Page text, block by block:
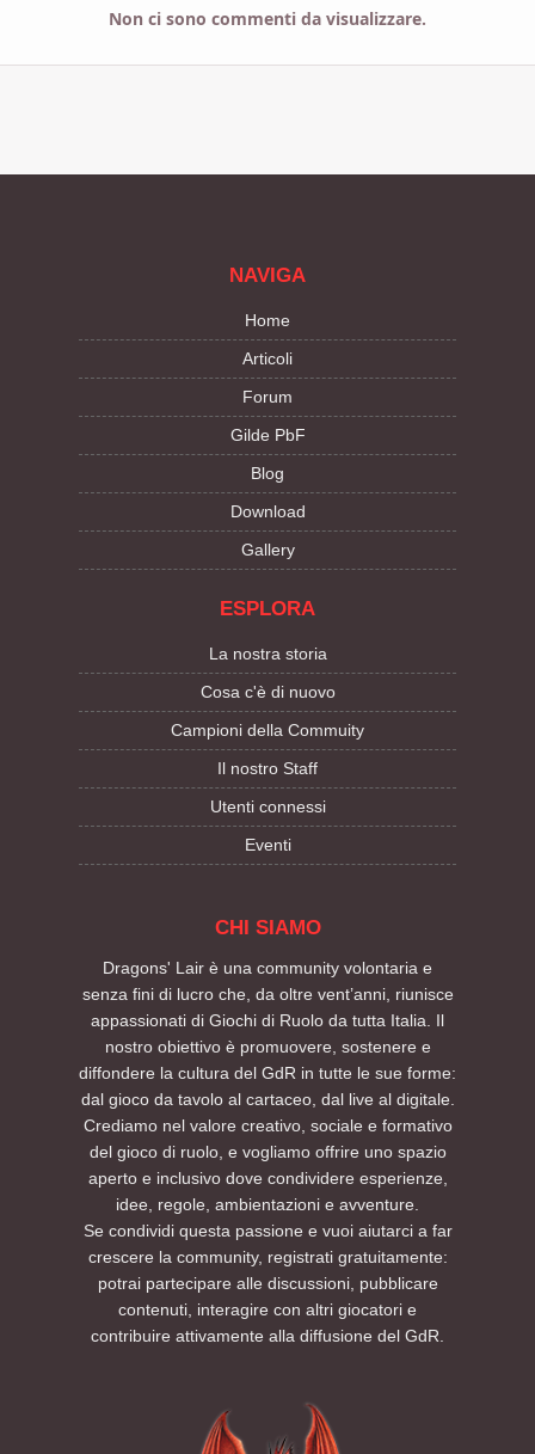
Non ci sono commenti da visualizzare.
NAVIGA
Home
Articoli
Forum
Gilde PbF
Blog
Download
Gallery
ESPLORA
La nostra storia
Cosa c'è di nuovo
Campioni della Commuity
Il nostro Staff
Utenti connessi
Eventi
CHI SIAMO
Dragons' Lair è una community volontaria e
senza fini di lucro che, da oltre vent’anni, riunisce
appassionati di Giochi di Ruolo da tutta Italia. Il
nostro obiettivo è promuovere, sostenere e
diffondere la cultura del GdR in tutte le sue forme:
dal gioco da tavolo al cartaceo, dal live al digitale.
Crediamo nel valore creativo, sociale e formativo
del gioco di ruolo, e vogliamo offrire uno spazio
aperto e inclusivo dove condividere esperienze,
idee, regole, ambientazioni e avventure.
Se condividi questa passione e vuoi aiutarci a far
crescere la community, registrati gratuitamente:
potrai partecipare alle discussioni, pubblicare
contenuti, interagire con altri giocatori e
contribuire attivamente alla diffusione del GdR.